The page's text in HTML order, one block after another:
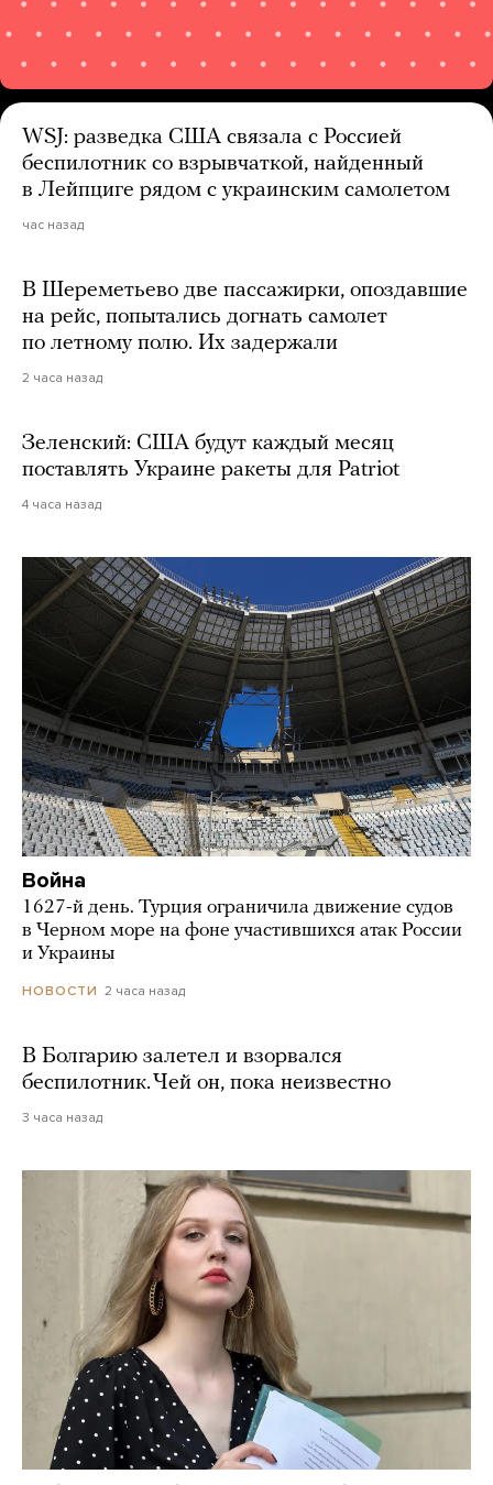
WSJ: разведка США связала с Россией
беспилотник со взрывчаткой, найденный
в Лейпциге рядом с украинским самолетом
час назад
В Шереметьево две пассажирки, опоздавшие
на рейс, попытались догнать самолет
по летному полю. Их задержали
2 часа назад
Зеленский: США будут каждый месяц
поставлять Украине ракеты для Patriot
4 часа назад
Война
1627-й день. Турция ограничила движение судов
в Черном море на фоне участившихся атак России
и Украины
НОВОСТИ 2 часа назад
В Болгарию залетел и взорвался
беспилотник. Чей он, пока неизвестно
3 часа назад